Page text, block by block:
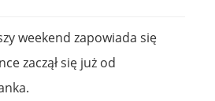
weekend zapowiada się
zaczął się już od